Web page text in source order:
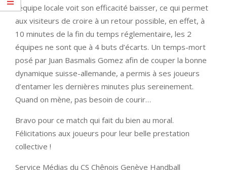
l’équipe locale voit son efficacité baisser, ce qui permet
aux visiteurs de croire à un retour possible, en effet, à
10 minutes de la fin du temps réglementaire, les 2
équipes ne sont que à 4 buts d’écarts. Un temps-mort
posé par Juan Basmalis Gomez afin de couper la bonne
dynamique suisse-allemande, a permis à ses joueurs
d’entamer les dernières minutes plus sereinement.
Quand on mène, pas besoin de courir…
Bravo pour ce match qui fait du bien au moral.
Félicitations aux joueurs pour leur belle prestation
collective !
Service Médias du CS Chênois Genève Handball